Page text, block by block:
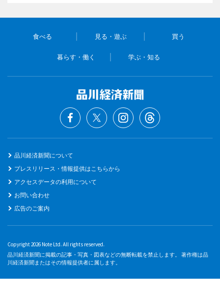
食べる 見る・遊ぶ 買う
暮らす・働く 学ぶ・知る
品川経済新聞について
プレスリリース・情報提供はこちらから
アクセスデータの利用について
お問い合わせ
広告のご案内
Copyright 2026 Note Ltd. All rights reserved.
品川経済新聞に掲載の記事・写真・図表などの無断転載を禁止します。 著作権は品
川経済新聞またはその情報提供者に属します。